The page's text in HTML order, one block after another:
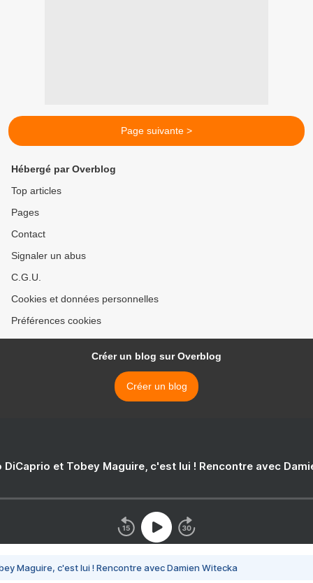
Page suivante >
Hébergé par Overblog
Top articles
Pages
Contact
Signaler un abus
C.G.U.
Cookies et données personnelles
Préférences cookies
Créer un blog sur Overblog
Créer un blog
DiCaprio et Tobey Maguire, c'est lui ! Rencontre avec
Maguire, c'est lui ! Rencontre avec Damien Witecka